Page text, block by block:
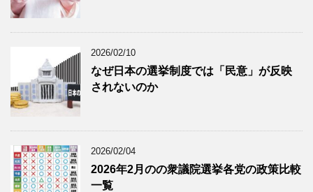
2026/02/10
なぜ日本の選挙制度では「民意」が反映
されないのか
2026/02/04
2026年2月のの衆議院選挙各党の政策比較
一覧